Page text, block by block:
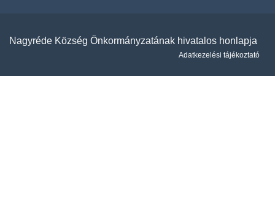
Nagyréde Község Önkormányzatának hivatalos honlapja
Adatkezelési tájékoztató